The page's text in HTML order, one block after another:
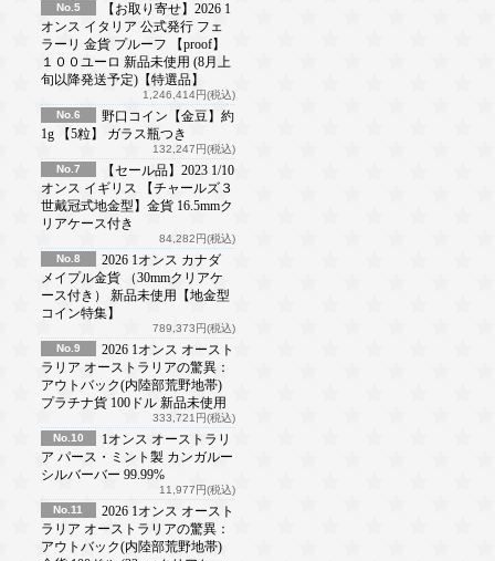
No.5
【お取り寄せ】2026 1
オンス イタリア 公式発行 フェ
ラーリ 金貨 プルーフ 【proof】
１００ユーロ 新品未使用 (8月上
旬以降発送予定)【特選品】
1,246,414円(税込)
No.6
野口コイン【金豆】約
1g 【5粒】 ガラス瓶つき
132,247円(税込)
No.7
【セール品】2023 1/10
オンス イギリス 【チャールズ３
世戴冠式地金型】金貨 16.5mmク
リアケース付き
84,282円(税込)
No.8
2026 1オンス カナダ
メイプル金貨 （30mmクリアケ
ース付き） 新品未使用【地金型
コイン特集】
789,373円(税込)
No.9
2026 1オンス オースト
ラリア オーストラリアの驚異：
アウトバック(内陸部荒野地帯)
プラチナ貨 100ドル 新品未使用
333,721円(税込)
No.10
1オンス オーストラリ
ア パース・ミント製 カンガルー
シルバーバー 99.99%
11,977円(税込)
No.11
2026 1オンス オースト
ラリア オーストラリアの驚異：
アウトバック(内陸部荒野地帯)